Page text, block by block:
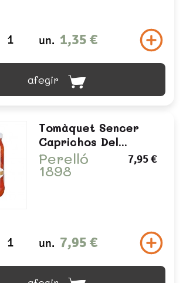
un. 1,35 €
afegir
Tomàquet Sencer
Caprichos Del...
Perelló
1898
7,95 €
un. 7,95 €